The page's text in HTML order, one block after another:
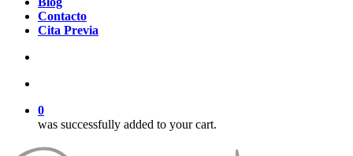
Contacto
Cita Previa
0
was successfully added to your cart.